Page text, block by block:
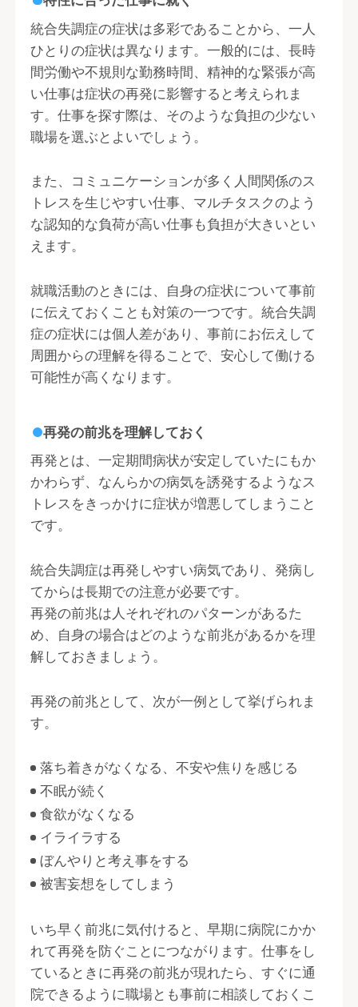
統合失調症の症状は多彩であることから、一人
ひとりの症状は異なります。一般的には、長時
間労働や不規則な勤務時間、精神的な緊張が高
い仕事は症状の再発に影響すると考えられま
す。仕事を探す際は、そのような負担の少ない
職場を選ぶとよいでしょう。
また、コミュニケーションが多く人間関係のス
トレスを生じやすい仕事、マルチタスクのよう
な認知的な負荷が高い仕事も負担が大きいとい
えます。
就職活動のときには、自身の症状について事前
に伝えておくことも対策の一つです。統合失調
症の症状には個人差があり、事前にお伝えして
周囲からの理解を得ることで、安心して働ける
可能性が高くなります。
再発の前兆を理解しておく
再発とは、一定期間病状が安定していたにもか
かわらず、なんらかの病気を誘発するようなス
トレスをきっかけに症状が増悪してしまうこと
です。
統合失調症は再発しやすい病気であり、発病し
てからは長期での注意が必要です。
再発の前兆は人それぞれのパターンがあるた
め、自身の場合はどのような前兆があるかを理
解しておきましょう。
再発の前兆として、次が一例として挙げられま
す。
落ち着きがなくなる、不安や焦りを感じる
不眠が続く
食欲がなくなる
イライラする
ぼんやりと考え事をする
被害妄想をしてしまう
いち早く前兆に気付けると、早期に病院にかか
れて再発を防ぐことにつながります。仕事をし
ているときに再発の前兆が現れたら、すぐに通
院できるように職場とも事前に相談しておくこ